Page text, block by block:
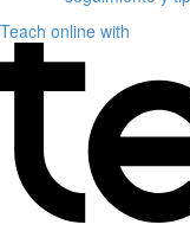
Teach online with